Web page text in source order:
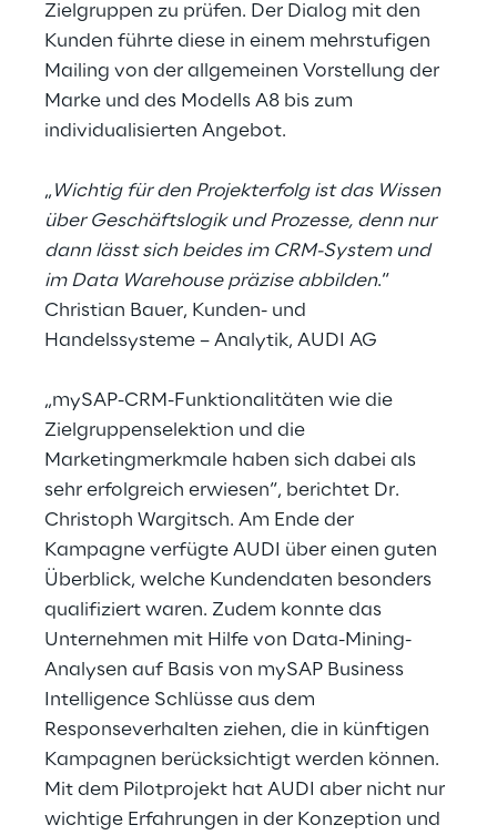
Zielgruppen zu prüfen. Der Dialog mit den
Kunden führte diese in einem mehrstufigen
Mailing von der allgemeinen Vorstellung der
Marke und des Modells A8 bis zum
individualisierten Angebot.
„ Wichtig für den Projekterfolg ist das Wissen
über Geschäftslogik und Prozesse, denn nur
dann lässt sich beides im CRM-System und
im Data Warehouse präzise abbilden.“
Christian Bauer, Kunden- und
Handelssysteme – Analytik, AUDI AG
„mySAP-CRM-Funktionalitäten wie die
Zielgruppenselektion und die
Marketingmerkmale haben sich dabei als
sehr erfolgreich erwiesen“, berichtet Dr.
Christoph Wargitsch. Am Ende der
Kampagne verfügte AUDI über einen guten
Überblick, welche Kundendaten besonders
qualifiziert waren. Zudem konnte das
Unternehmen mit Hilfe von Data-Mining-
Analysen auf Basis von mySAP Business
Intelligence Schlüsse aus dem
Responseverhalten ziehen, die in künftigen
Kampagnen berücksichtigt werden können.
Mit dem Pilotprojekt hat AUDI aber nicht nur
wichtige Erfahrungen in der Konzeption und